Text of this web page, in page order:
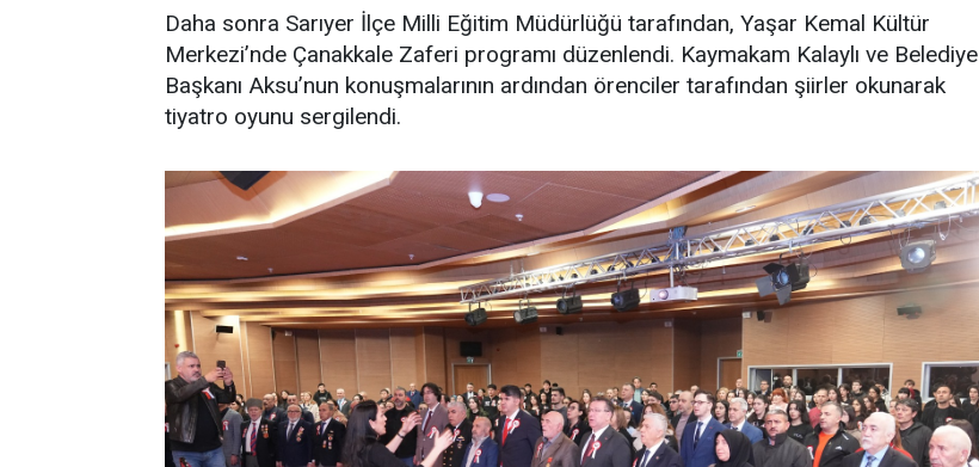
Daha sonra Sarıyer İlçe Milli Eğitim Müdürlüğü tarafından, Yaşar Kemal Kültür
Merkezi’nde Çanakkale Zaferi programı düzenlendi. Kaymakam Kalaylı ve Belediye
Başkanı Aksu’nun konuşmalarının ardından örenciler tarafından şiirler okunarak
tiyatro oyunu sergilendi.